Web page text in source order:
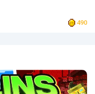
490